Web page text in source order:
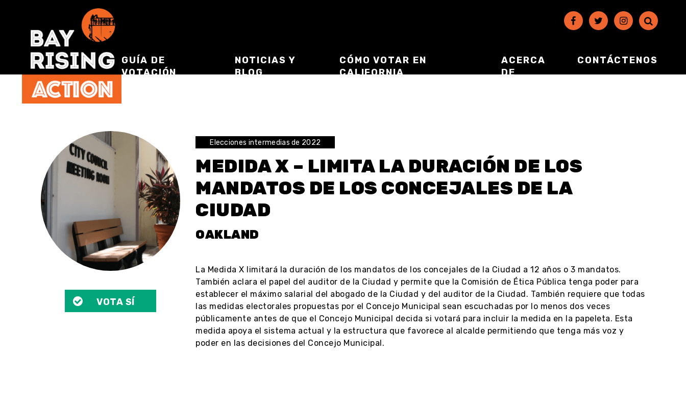
GUÍA DE
VOTACIÓN
NOTICIAS Y
BLOG
CÓMO VOTAR EN
CALIFORNIA
ACERCA
DE
CONTÁCTENOS
VOTA SÍ
Elecciones intermedias de 2022
MEDIDA X – LIMITA LA DURACIÓN DE LOS
MANDATOS DE LOS CONCEJALES DE LA
CIUDAD
OAKLAND
La Medida X limitará la duración de los mandatos de los concejales de la Ciudad a 12 años o 3 mandatos.
También aclara el papel del auditor de la Ciudad y permite que la Comisión de Ética Pública tenga poder para
establecer el máximo salarial del abogado de la Ciudad y del auditor de la Ciudad. También requiere que todas
las medidas electorales propuestas por el Concejo Municipal sean escuchadas por lo menos dos veces
públicamente antes de que el Concejo Municipal decida si votará para incluir la medida en la papeleta. Esta
medida apoya el sistema actual y la estructura que favorece al alcalde permitiendo que tenga más voz y
poder en las decisiones del Concejo Municipal.